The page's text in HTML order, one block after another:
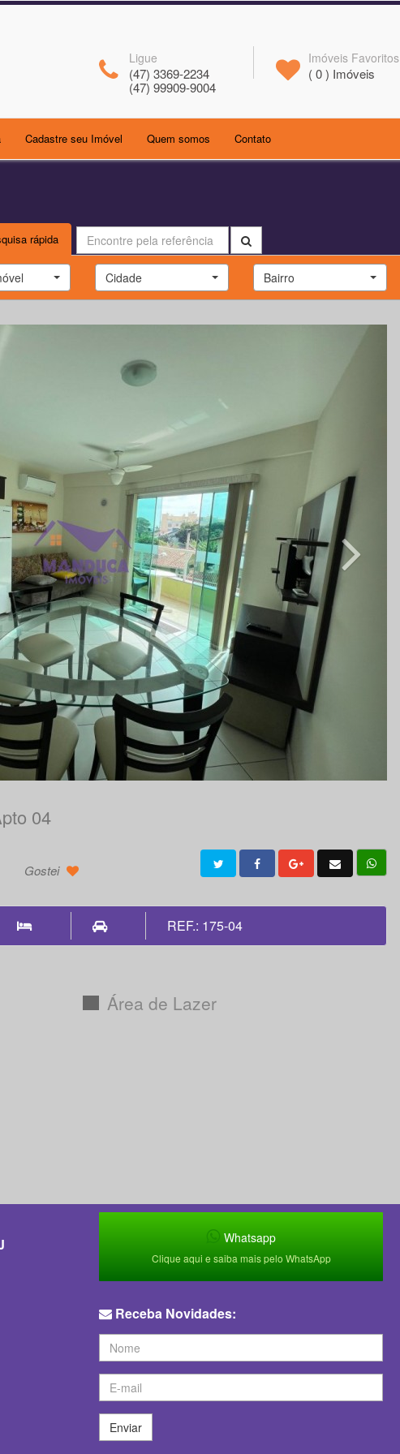
Ligue
(47) 3369-2234
(47) 99909-9004
Imóveis Favoritos
(0) Imóveis
Cadastre seu Imóvel (current)Quem somos (current)Contato
rápida
Cidade Bairro
04
Gostei
REF.: 175-04
Área de Lazer
Whatsapp
Clique aqui e saiba mais pelo WhatsApp
Receba Novidades:
Enviar